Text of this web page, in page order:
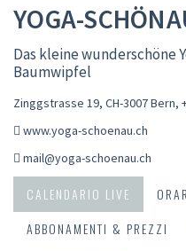
YOGA-
Das kleine wunderschöne
Baumwipfel
Zinggstrasse 19, CH-3007 Bern,
www.yoga-schoenau.ch
mail@yoga-schoenau.ch
CALENDARIO LIVE
ABBONAMENTI & PREZZI